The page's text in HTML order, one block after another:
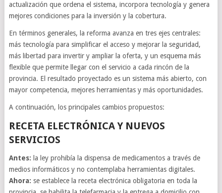
actualización que ordena el sistema, incorpora tecnología y genera
mejores condiciones para la inversión y la cobertura.
En términos generales, la reforma avanza en tres ejes centrales:
más tecnología para simplificar el acceso y mejorar la seguridad,
más libertad para invertir y ampliar la oferta, y un esquema más
flexible que permite llegar con el servicio a cada rincón de la
provincia. El resultado proyectado es un sistema más abierto, con
mayor competencia, mejores herramientas y más oportunidades.
A continuación, los principales cambios propuestos:
RECETA ELECTRÓNICA Y NUEVOS
SERVICIOS
Antes: la ley prohibía la dispensa de medicamentos a través de
medios informáticos y no contemplaba herramientas digitales.
Ahora: se establece la receta electrónica obligatoria en toda la